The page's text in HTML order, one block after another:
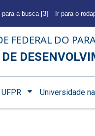
para a busca [3] Ir para o
FEDERAL DO
Universidade